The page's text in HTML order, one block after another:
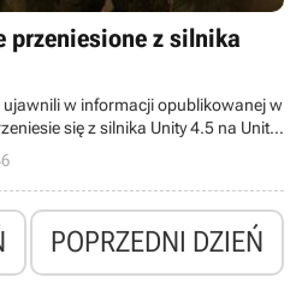
przeniesione z silnika
ujawnili w informacji opublikowanej w
się z silnika Unity 4.5 na Unity
usprawniona pod względem
więcej narzędzi.
POPRZEDNI DZIEŃ